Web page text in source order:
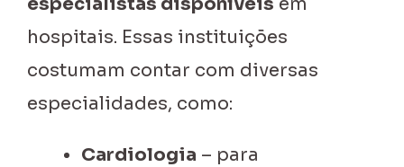
hospitais. Essas instituições
costumam contar com diversas
especialidades, como:
Cardiologia – para